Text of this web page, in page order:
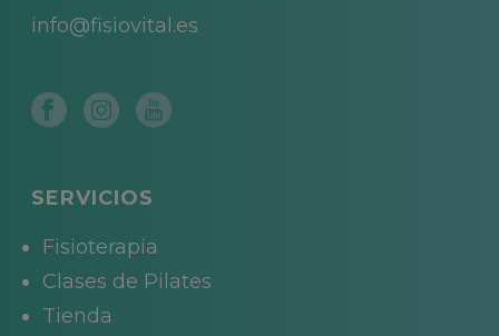
info@fisiovital.es
SERVICIOS
Fisioterapia
Clases de Pilates
Tienda